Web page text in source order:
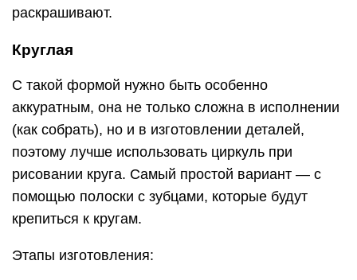
раскрашивают.
Круглая
С такой формой нужно быть особенно
аккуратным, она не только сложна в исполнении
(как собрать), но и в изготовлении деталей,
поэтому лучше использовать циркуль при
рисовании круга. Самый простой вариант — с
помощью полоски с зубцами, которые будут
крепиться к кругам.
Этапы изготовления: